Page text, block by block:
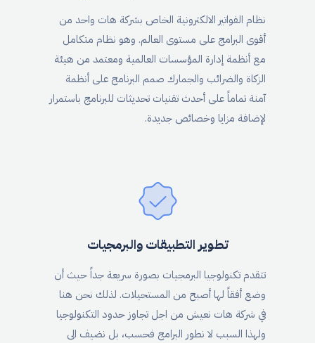
نظام الفواتير الالكترونية الخاص بشركة هات واحد من
أقوى البرامج على مستوى العالم. وهو نظام متكامل
مع أنظمة إدارة المؤسسات العالمية ومعتمد من هيئة
الزكاة والضرائب والجمارك صمم البرنامج على أنظمة
آمنة تماماً على أحدث تقنيات تحديثات للبرنامج باستمرار
لإضافة مزايا وخصائص جديدة.
تطوير التطبيقات والبرمجيات
تتقدم تكنولوجيا البرمجيات بصورة سريعة جداً حيث أن
وضع أفقاً لها أصبح من المستحيلات. لذلك نحن هنا
في شركة هات نعيش من اجل تجاوز حدود التكنولوجيا
ولهذا السبب لا نطور البرامج فحسب، بل نضيف الى